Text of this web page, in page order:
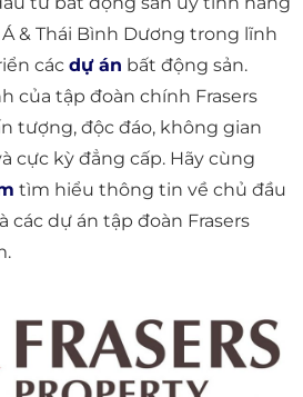
& Thái Bình Dương trong lĩnh
các dự án bất động sản.
của tập đoàn chính Frasers
tượng, độc đáo, không gian
cực kỳ đẳng cấp. Hãy cùng
tìm hiểu thông tin về chủ đầu
các dự án tập đoàn Frasers